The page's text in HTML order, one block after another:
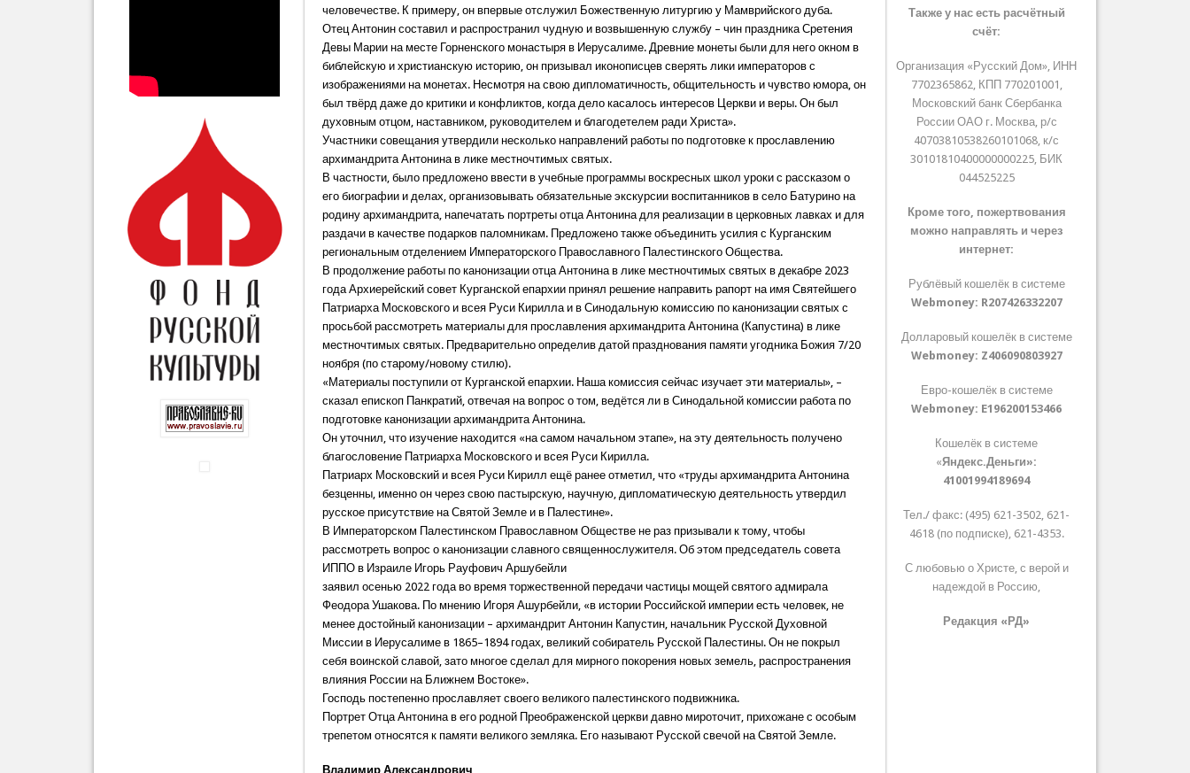
человечестве. К примеру, он впервые отслужил Божественную литургию у Мамврийского дуба.
Отец Антонин составил и распространил чудную и возвышенную службу – чин праздника Сретения
Девы Марии на месте Горненского монастыря в Иерусалиме. Древние монеты были для него окном в
библейскую и христианскую историю, он призывал иконописцев сверять лики императоров с
изображениями на монетах. Несмотря на свою дипломатичность, общительность и чувство юмора, он
был твёрд даже до критики и конфликтов, когда дело касалось интересов Церкви и веры. Он был
духовным отцом, наставником, руководителем и благодетелем ради Христа».
Участники совещания утвердили несколько направлений работы по подготовке к прославлению
архимандрита Антонина в лике местночтимых святых.
В частности, было предложено ввести в учебные программы воскресных школ уроки с рассказом о
его биографии и делах, организовывать обязательные экскурсии воспитанников в село Батурино на
родину архимандрита, напечатать портреты отца Антонина для реализации в церковных лавках и для
раздачи в качестве подарков паломникам. Предложено также объединить усилия с Курганским
региональным отделением Императорского Православного Палестинского Общества.
В продолжение работы по канонизации отца Антонина в лике местночтимых святых в декабре 2023
года Архиерейский совет Курганской епархии принял решение направить рапорт на имя Святейшего
Патриарха Московского и всея Руси Кирилла и в Синодальную комиссию по канонизации святых с
просьбой рассмотреть материалы для прославления архимандрита Антонина (Капустина) в лике
местночтимых святых. Предварительно определив датой празднования памяти угодника Божия 7/20
ноября (по старому/новому стилю).
«Материалы поступили от Курганской епархии. Наша комиссия сейчас изучает эти материалы», –
сказал епископ Панкратий, отвечая на вопрос о том, ведётся ли в Синодальной комиссии работа по
подготовке канонизации архимандрита Антонина.
Он уточнил, что изучение находится «на самом начальном этапе», на эту деятельность получено
благословение Патриарха Московского и всея Руси Кирилла.
Патриарх Московский и всея Руси Кирилл ещё ранее отметил, что «труды архимандрита Антонина
безценны, именно он через свою пастырскую, научную, дипломатическую деятельность утвердил
русское присутствие на Святой Земле и в Палестине».
В Императорском Палестинском Православном Обществе не раз призывали к тому, чтобы
рассмотреть вопрос о канонизации славного священнослужителя. Об этом председатель совета
ИППО в Израиле Игорь Рауфович Аршубейли
заявил осенью 2022 года во время торжественной передачи частицы мощей святого адмирала
Феодора Ушакова. По мнению Игоря Ашурбейли, «в истории Российской империи есть человек, не
менее достойный канонизации – архимандрит Антонин Капустин, начальник Русской Духовной
Миссии в Иерусалиме в 1865–1894 годах, великий собиратель Русской Палестины. Он не покрыл
себя воинской славой, зато многое сделал для мирного покорения новых земель, распространения
влияния России на Ближнем Востоке».
Господь постепенно прославляет своего великого палестинского подвижника.
Портрет Отца Антонина в его родной Преображенской церкви давно мироточит, прихожане с особым
трепетом относятся к памяти великого земляка. Его называют Русской свечой на Святой Земле.
Владимир Александрович
Также у нас есть расчётный
счёт:
Организация «Русский Дом», ИНН
7702365862, КПП 770201001,
Московский банк Сбербанка
России ОАО г. Москва, р/с
40703810538260101068, к/с
30101810400000000225, БИК
044525225
Кроме того, пожертвования
можно направлять и через
интернет:
Рублёвый кошелёк в системе
Webmoney: R207426332207
Долларовый кошелёк в системе
Webmoney: Z406090803927
Евро-кошелёк в системе
Webmoney: E196200153466
Кошелёк в системе
«Яндекс.Деньги»:
41001994189694
Тел./ факс: (495) 621-3502, 621-
4618 (по подписке), 621-4353.
С любовью о Христе, с верой и
надеждой в Россию,
Редакция «РД»